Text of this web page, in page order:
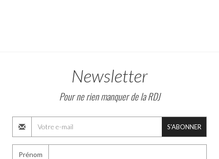
Newsletter
Pour ne rien manquer de la RDJ
S'ABONNER
Prénom